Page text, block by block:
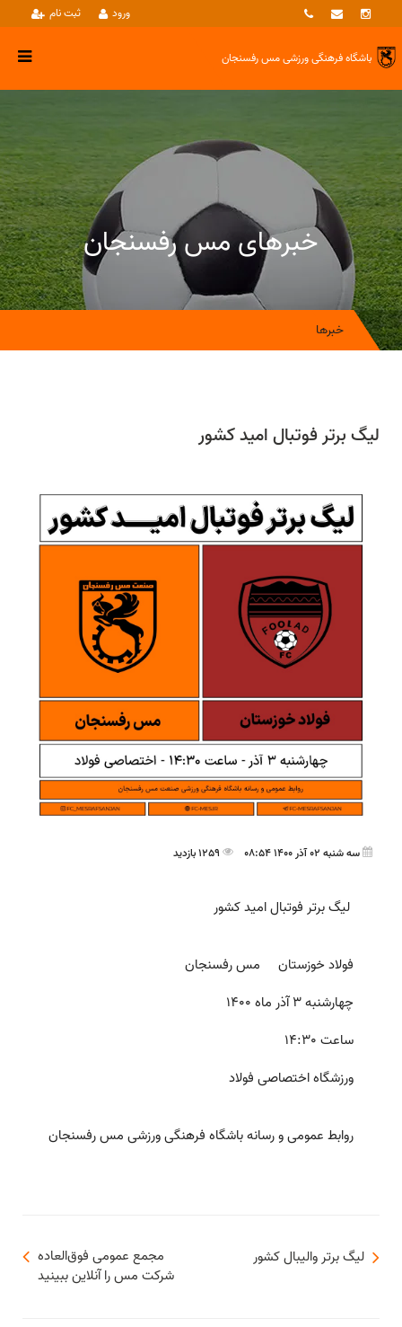
ثبت نام ورود
باشگاه فرهنگی ورزشیمس رفسنجان
خبرهای مس رفسنجان
خبرها
لیگ برتر فوتبال امید کشور
سه شنبه 02 آذر 1400 08:54
لیگ برتر فوتبال امید کشور
فولاد خوزستان مس رفسنجان
چهارشنبه 3 آذر ماه 1400
ساعت 14:30
ورزشگاه اختصاصی فولاد
روابط عمومی و رسانه باشگاه فرهنگی ورزشی مس رفسنجان
مجمع‌‌ عمومی فوق‌العاده
شرکت مس را آنلاین ببینید
لیگ برتر والیبال کشور